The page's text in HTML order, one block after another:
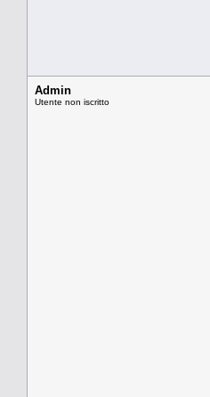
Admin
Utente non iscritto